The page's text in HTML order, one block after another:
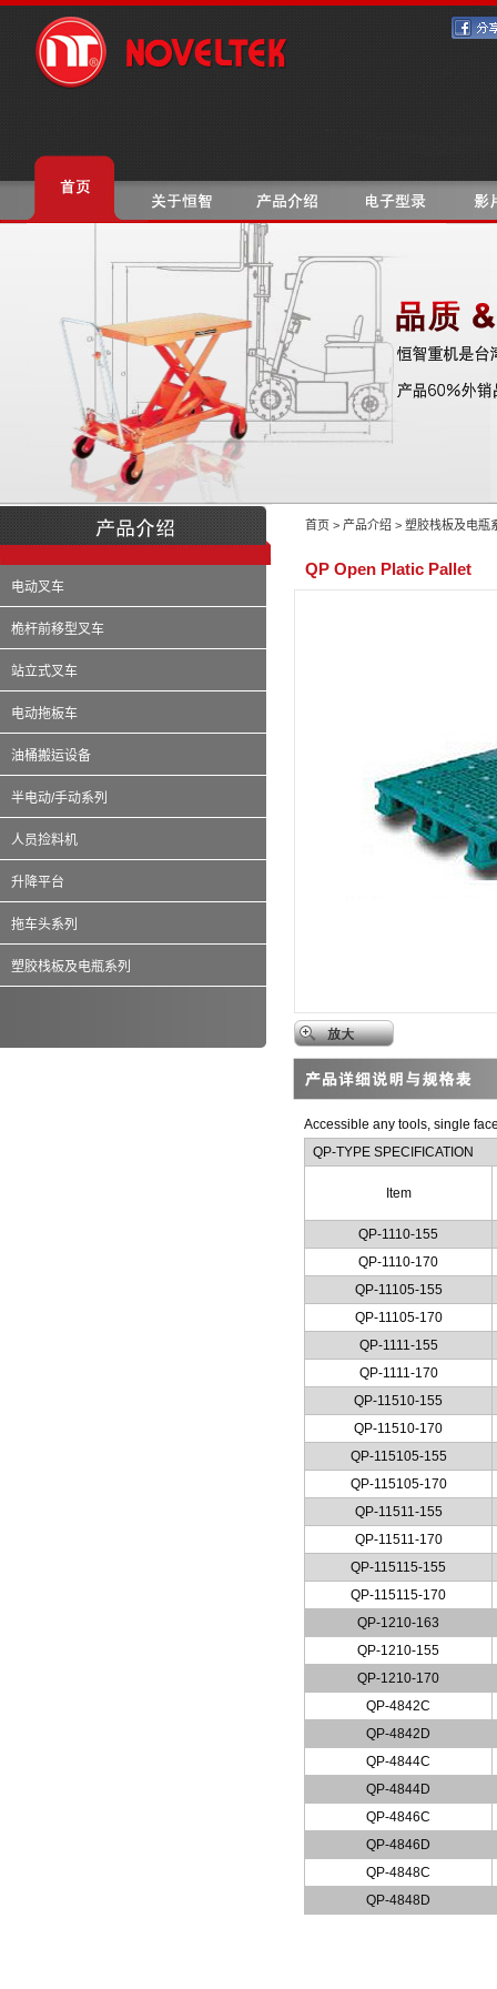
电动叉车
桅杆前移型叉车
站立式叉车
电动拖板车
油桶搬运设备
半电动/手动系列
人员捡料机
升降平台
拖车头系列
塑胶栈板及电瓶系列
首页 > 产品介绍 > 塑胶栈板及电瓶
QP Open Platic Pallet
Accessible any tools, single
QP-TYPE SPECIFICATION
Item
QP-1110-155
QP-1110-170
QP-11105-155
QP-11105-170
QP-1111-155
QP-1111-170
QP-11510-155
QP-11510-170
QP-115105-155
QP-115105-170
QP-11511-155
QP-11511-170
QP-115115-155
QP-115115-170
QP-1210-163
QP-1210-155
QP-1210-170
QP-4842C
QP-4842D
QP-4844C
QP-4844D
QP-4846C
QP-4846D
QP-4848C
QP-4848D